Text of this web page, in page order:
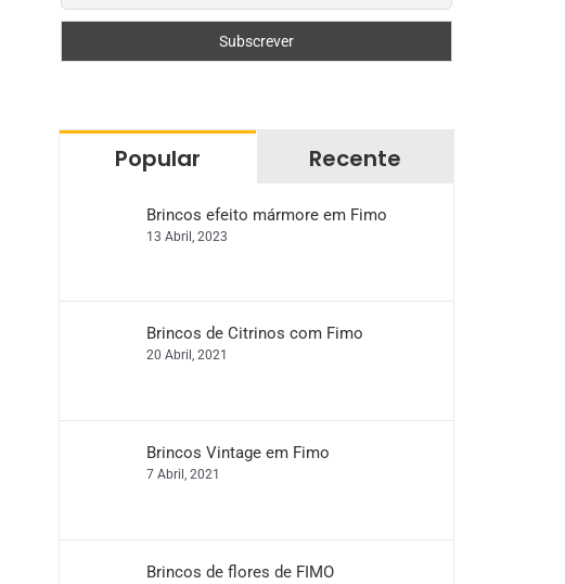
Popular Recente
Brincos efeito mármore em Fimo
13 Abril, 2023
Brincos de Citrinos com Fimo
20 Abril, 2021
Brincos Vintage em Fimo
7 Abril, 2021
Brincos de flores de FIMO